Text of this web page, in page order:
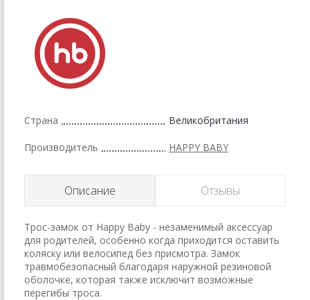
Страна Великобритания
Производитель HAPPY BABY
Описание Отзывы
Трос-замок от Happy Baby - незаменимый аксессуар
для родителей, особенно когда приходится оставить
коляску или велосипед без присмотра. Замок
травмобезопасный благодаря наружной резиновой
оболочке, которая также исключит возможные
перегибы троса.